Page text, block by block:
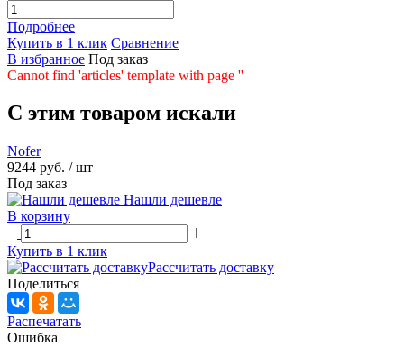
Подробнее
Купить в 1 клик Сравнение
В избранное Под заказ
Cannot find 'articles' template with page ''
C этим товаром искали
Nofer
9244 руб. / шт
Под заказ
Нашли дешевле
В корзину
Купить в 1 клик
Рассчитать доставку
Поделиться
Распечатать
Ошибка